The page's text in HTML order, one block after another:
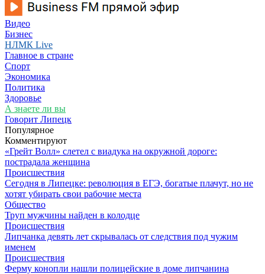
Видео
Бизнес
НЛМК Live
Главное в стране
Спорт
Экономика
Политика
Здоровье
А знаете ли вы
Говорит Липецк
Популярное
Комментируют
«Грейт Волл» слетел с виадука на окружной дороге:
пострадала женщина
Происшествия
Сегодня в Липецке: революция в ЕГЭ, богатые плачут, но не
хотят убирать свои рабочие места
Общество
Труп мужчины найден в колодце
Происшествия
Липчанка девять лет скрывалась от следствия под чужим
именем
Происшествия
Ферму конопли нашли полицейские в доме липчанина